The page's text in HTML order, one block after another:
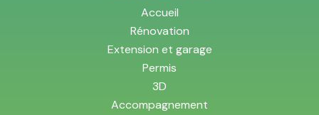
Accueil
Rénovation
Extension et garage
Permis
3D
Accompagnement